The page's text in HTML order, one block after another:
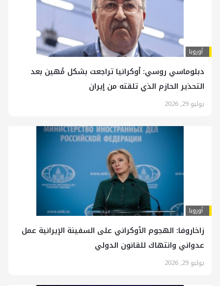
أوروبا
دبلوماسي روسي: أوكرانيا تراجعت بشكل مُهين بعد
التحذير الحازم الذي تلقته من إيران
يوليو 29, 2026
أوروبا
زاخاروفا: الهجوم الأوكراني على السفينة الإيرانية عمل
عدواني وانتهاك للقانون الدولي
يوليو 29, 2026